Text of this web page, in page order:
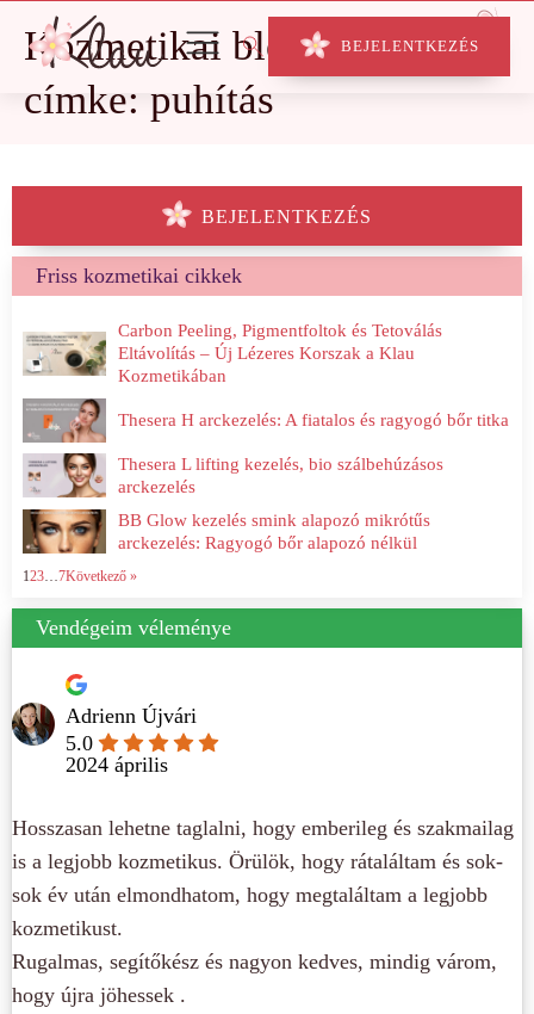
BEJELENTKEZÉS
Kozmetikai blog
címke: puhítás
Vendégeim véleménye
Adrienn Újvári
5.0
2024 április
Hosszasan lehetne taglalni, hogy emberileg és szakmailag
is a legjobb kozmetikus. Örülök, hogy rátaláltam és sok-
sok év után elmondhatom, hogy megtaláltam a legjobb
kozmetikust.
Rugalmas, segítőkész és nagyon kedves, mindig várom,
hogy újra jöhessek .
Friss kozmetikai cikkek
Carbon Peeling, Pigmentfoltok és Tetoválás
Eltávolítás – Új Lézeres Korszak a Klau
Kozmetikában
Thesera H arckezelés: A fiatalos és ragyogó bőr titka
Thesera L lifting kezelés, bio szálbehúzásos
arckezelés
BB Glow kezelés smink alapozó mikrótűs
arckezelés: Ragyogó bőr alapozó nélkül
123… 7Következő »
BEJELENTKEZÉS